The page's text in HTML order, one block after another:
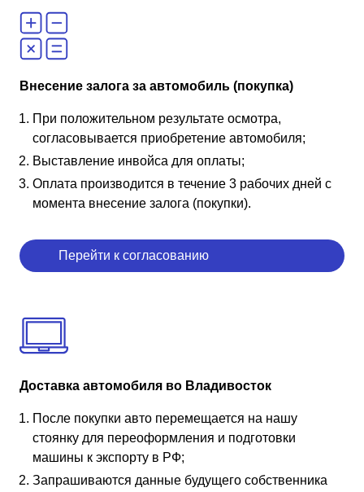
Внесение залога за автомобиль (покупка)
При положительном результате осмотра,
согласовывается приобретение автомобиля;
Выставление инвойса для оплаты;
Оплата производится в течение 3 рабочих дней с
момента внесение залога (покупки).
Перейти к согласованию
Доставка автомобиля во Владивосток
После покупки авто перемещается на нашу
стоянку для переоформления и подготовки
машины к экспорту в РФ;
Запрашиваются данные будущего собственника